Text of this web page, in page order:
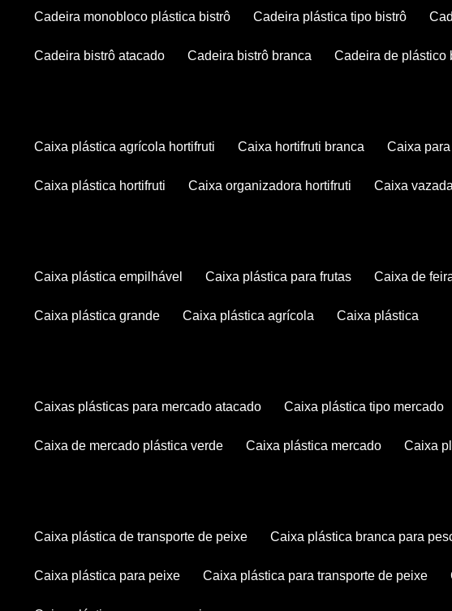
cadeira monobloco plástica bistrô cadeira plástica tipo bistrô
cadeira bistrô atacado cadeira bistrô branca cadeira de plástico
caixa plástica agrícola hortifruti caixa hortifruti branca caixa
caixa plástica hortifruti caixa organizadora hortifruti caixa
caixa plástica empilhável caixa plástica para frutas caixa de
caixa plástica grande caixa plástica agrícola caixa plástica
caixas plásticas para mercado atacado caixa plástica tipo mercado
caixa de mercado plástica verde caixa plástica mercado caixa
caixa plástica de transporte de peixe caixa plástica branca para
caixa plástica para peixe caixa plástica para transporte de peixe